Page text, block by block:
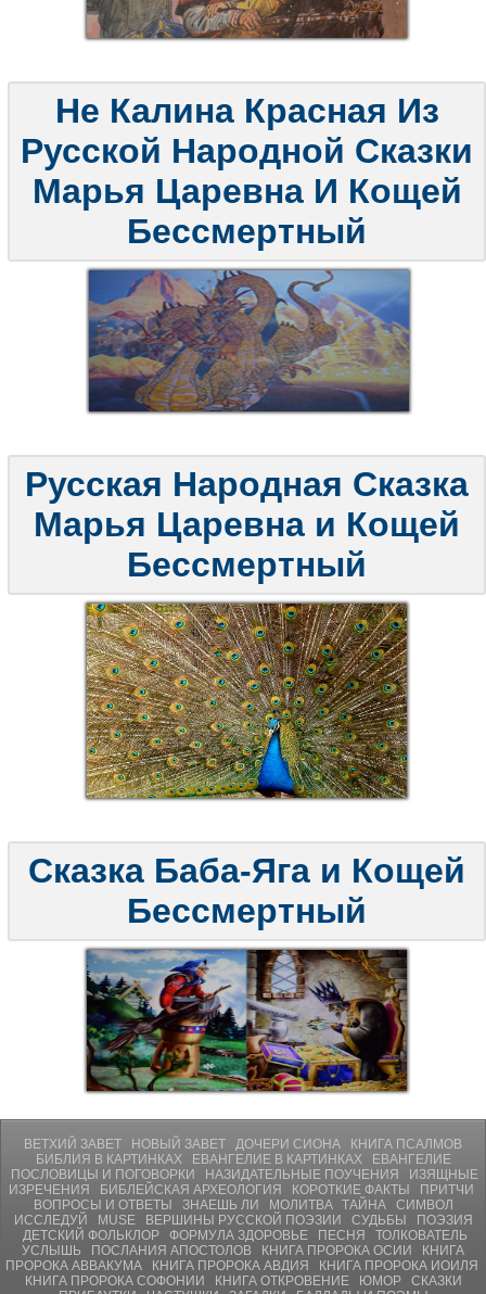
Не Калина Красная Из
Русской Народной Сказки
Марья Царевна И Кощей
Бессмертный
Русская Народная Сказка
Марья Царевна и Кощей
Бессмертный
Сказка Баба-Яга и Кощей
Бессмертный
ВЕТХИЙ ЗАВЕТ НОВЫЙ ЗАВЕТ ДОЧЕРИ СИОНА
КНИГА ПСАЛМОВ
БИБЛИЯ В КАРТИНКАХ
ЕВАНГЕЛИЕ В КАРТИНКАХ
ЕВАНГЕЛИЕ
ПОСЛОВИЦЫ И ПОГОВОРКИ
НАЗИДАТЕЛЬНЫЕ ПОУЧЕНИЯ
ИЗЯЩНЫЕ
ИЗРЕЧЕНИЯ
БИБЛЕЙСКАЯ АРХЕОЛОГИЯ КОРОТКИЕ ФАКТЫ
ПРИТЧИ
ВОПРОСЫ И ОТВЕТЫ
ЗНАЕШЬ ЛИ МОЛИТВA ТАЙНА
СИМВОЛ
ИССЛЕДУЙ
MUSE ВЕРШИНЫ РУССКОЙ ПОЭЗИИ СУДЬБЫ
ПОЭЗИЯ
ДЕТСКИЙ ФОЛЬКЛОР
ФОРМУЛА ЗДОРОВЬЕ ПЕСНЯ
ТОЛКОВАТЕЛЬ
УСЛЫШЬ
ПОСЛАНИЯ АПОСТОЛОВ КНИГА ПРОРОКА ОСИИ
КНИГА
ПРОРОКА АВВАКУМА
КНИГА ПРОРОКА АВДИЯ
КНИГА ПРОРОКА ИОИЛЯ
КНИГА ПРОРОКА СОФОНИИ
КНИГА ОТКРОВЕНИЕ ЮМОР
СКАЗКИ